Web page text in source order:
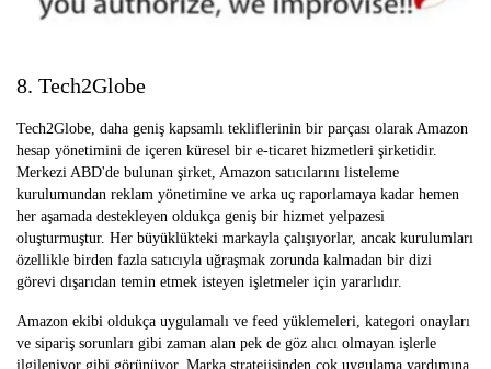
8. Tech2Globe
Tech2Globe, daha geniş kapsamlı tekliflerinin bir parçası olarak Amazon
hesap yönetimini de içeren küresel bir e-ticaret hizmetleri şirketidir.
Merkezi ABD'de bulunan şirket, Amazon satıcılarını listeleme
kurulumundan reklam yönetimine ve arka uç raporlamaya kadar hemen
her aşamada destekleyen oldukça geniş bir hizmet yelpazesi
oluşturmuştur. Her büyüklükteki markayla çalışıyorlar, ancak kurulumları
özellikle birden fazla satıcıyla uğraşmak zorunda kalmadan bir dizi
görevi dışarıdan temin etmek isteyen işletmeler için yararlıdır.
Amazon ekibi oldukça uygulamalı ve feed yüklemeleri, kategori onayları
ve sipariş sorunları gibi zaman alan pek de göz alıcı olmayan işlerle
ilgileniyor gibi görünüyor. Marka stratejisinden çok uygulama yardımına